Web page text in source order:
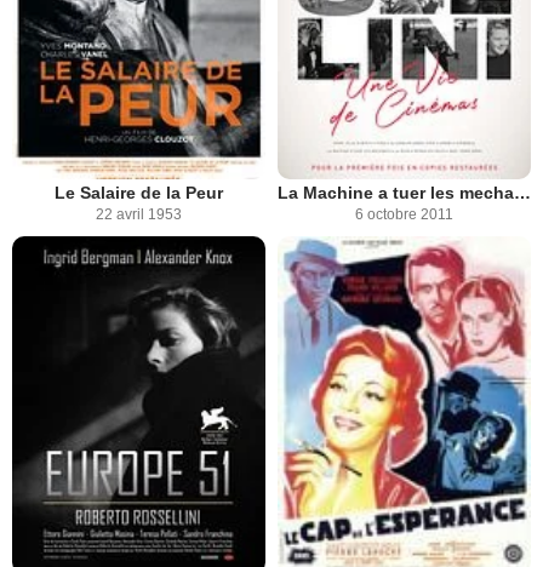
Le Salaire de la Peur
22 avril 1953
La Machine a tuer les mechants
6 octobre 2011